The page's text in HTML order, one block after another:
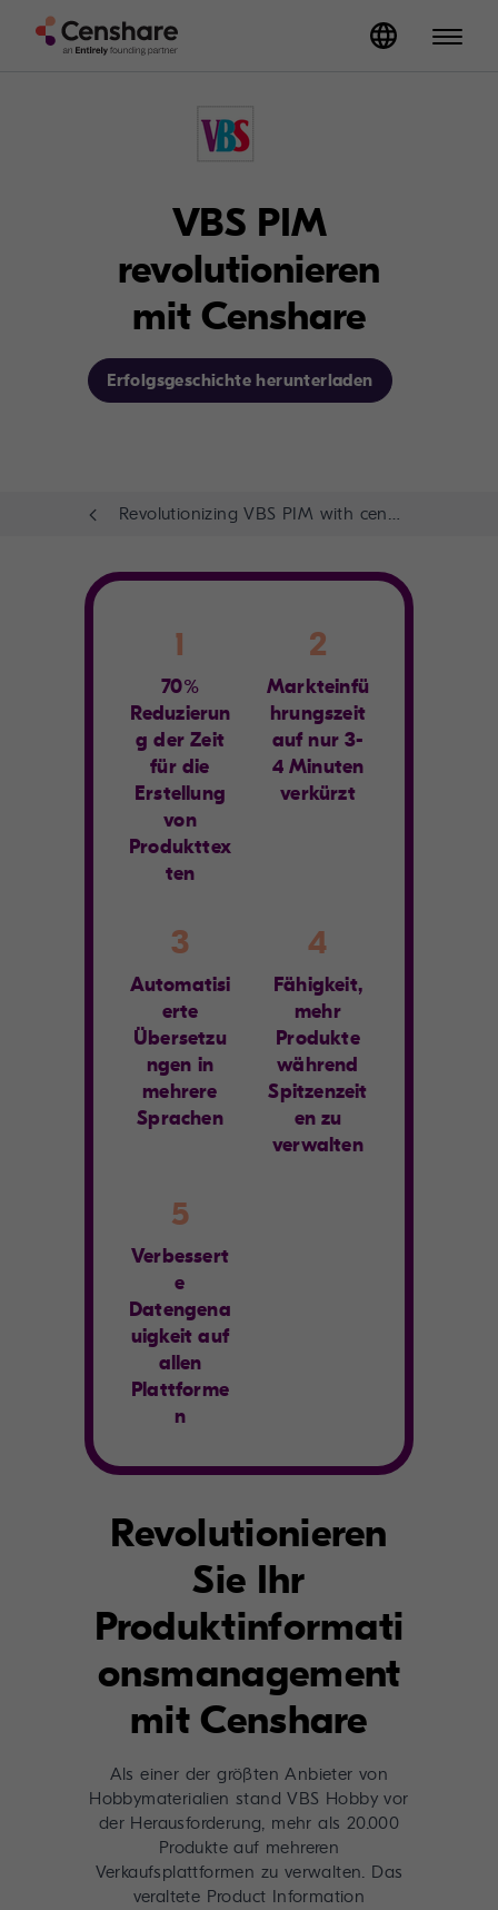
VBS PIM
revolutionieren
mit Censhare
Erfolgsgeschichte herunterladen
Revolutionizing VBS PIM with censhare
1
70%
Reduzierun
g der Zeit
für die
Erstellung
von
Produkttex
ten
2
Markteinfü
hrungszeit
auf nur 3-
4 Minuten
verkürzt
3
Automatisi
erte
Übersetzu
ngen in
mehrere
Sprachen
4
Fähigkeit,
mehr
Produkte
während
Spitzenzeit
en zu
verwalten
5
Verbessert
e
Datengena
uigkeit auf
allen
Plattforme
n
Revolutionieren
Sie Ihr
Produktinformati
onsmanagement
mit Censhare
Als einer der größten Anbieter von
Hobbymaterialien stand VBS Hobby vor
der Herausforderung, mehr als 20.000
Produkte auf mehreren
Verkaufsplattformen zu verwalten. Das
veraltete Product Information